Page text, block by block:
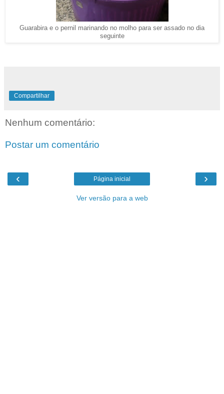
Guarabira e o pernil marinando no molho para ser assado no dia
seguinte
Compartilhar
Nenhum comentário:
Postar um comentário
‹ ›
Página inicial
Ver versão para a web